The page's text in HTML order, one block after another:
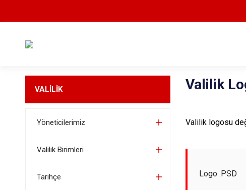
VALİLİK
Yöneticilerimiz
Valilik Birimleri
Tarihçe
Valilik
Valilik logosu
Logo .PSD